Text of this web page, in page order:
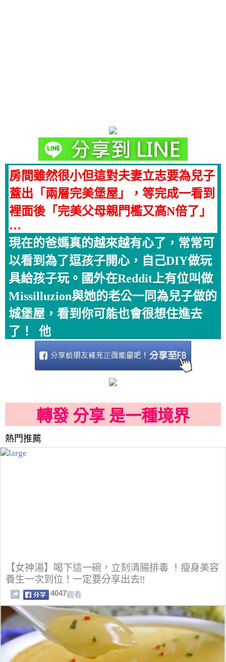
房間雖然很小但這對夫妻立志要為兒子
蓋出「兩層完美堡屋」，等完成一看到
裡面後「完美父母親門檻又高N倍了」
…
現在的爸媽真的越來越有心了，常常可
以看到為了逗孩子開心，自己DIY做玩
具給孩子玩。國外在Reddit上有位叫做
Missilluzion與她的老公一同為兒子做的
城堡屋，看到你可能也會很想住進去
了！ 他
轉發 分享 是一種境界
熱門推薦
【女神湯】喝下這一碗，立刻清腸排毒 ！瘦身美容
養生一次到位！一定要分享出去!!
4047觀看